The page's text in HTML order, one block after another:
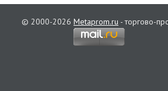
© 2000-2026 Metaprom.ru - торгово-